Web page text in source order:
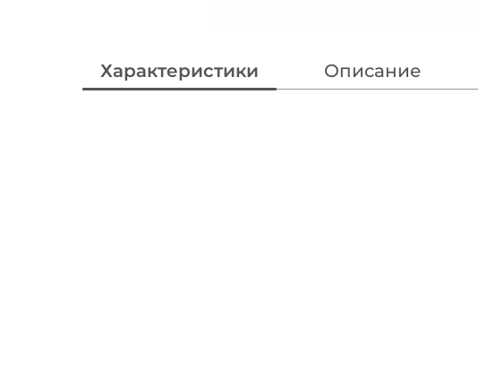
Характеристики Описание